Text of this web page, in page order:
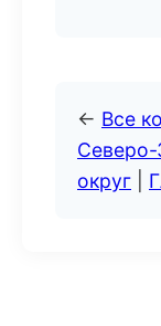
← Все
округ